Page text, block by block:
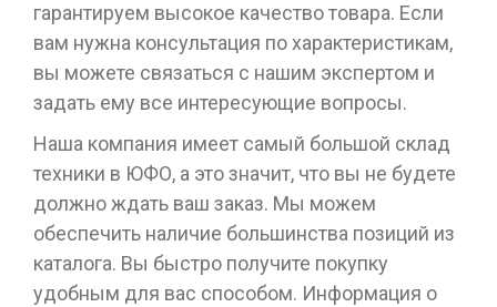
гарантируем высокое качество товара. Если
вам нужна консультация по характеристикам,
вы можете связаться с нашим экспертом и
задать ему все интересующие вопросы.
Наша компания имеет самый большой склад
техники в ЮФО, а это значит, что вы не будете
должно ждать ваш заказ. Мы можем
обеспечить наличие большинства позиций из
каталога. Вы быстро получите покупку
удобным для вас способом. Информация о